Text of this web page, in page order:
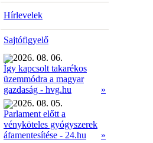
Hírlevelek
Sajtófigyelő
2026. 08. 06.
Így kapcsolt takarékos
üzemmódra a magyar
gazdaság - hvg.hu
»
2026. 08. 05.
Parlament előtt a
vényköteles gyógyszerek
áfamentesítése - 24.hu
»